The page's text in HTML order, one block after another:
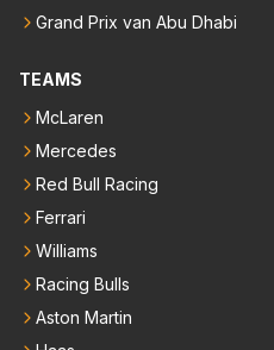
Grand Prix van Abu Dhabi
TEAMS
McLaren
Mercedes
Red Bull Racing
Ferrari
Williams
Racing Bulls
Aston Martin